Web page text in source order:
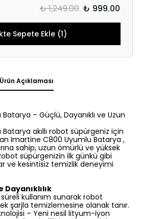
₺ 1,249.00 ₺ 999.00
Sepete Ekle (1)
Ürün Açıklaması
– Güçlü, Dayanıklı ve Uzun
akıllı robot süpürgeniz için
Imartine C800 Uyumlu Batarya ,
sahip, uzun ömürlü ve yüksek
süpürgenizin ilk günkü gibi
ve kesintisiz temizlik deneyimi
kullanım sunarak robot
şarjla temizlemesine olanak tanır.
– Yeni nesil lityum-iyon